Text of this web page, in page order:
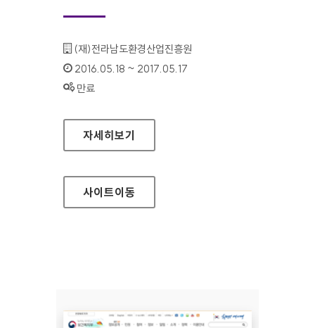
기관명 :
(재)전라남도환경산업진흥원
인증기간 :
2016.05.18 ~ 2017.05.17
상태 :
만료
전라남도환경산업진흥원 대표 홈페이지
자세히보기
사이트이동